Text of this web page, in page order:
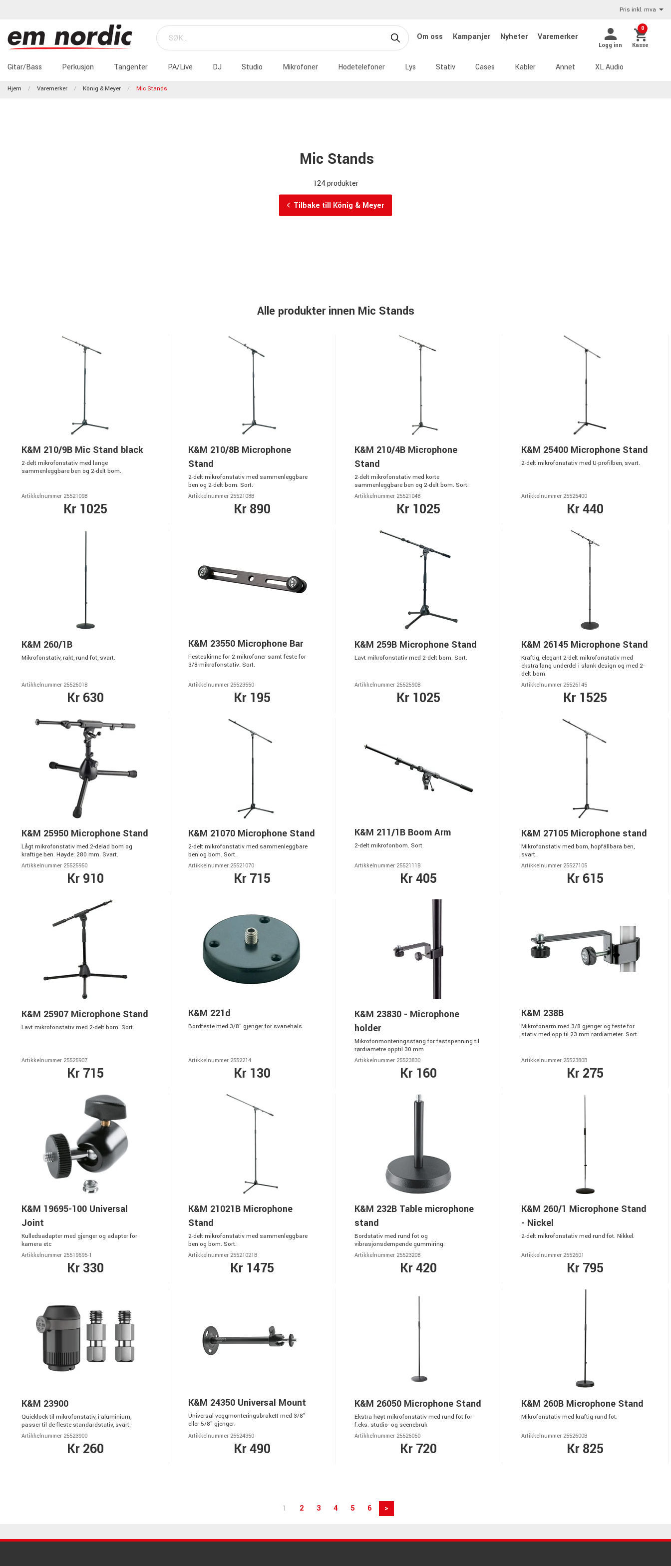
Pris inkl. mva
Om oss Kampanjer Nyheter Varemerker
Logg inn
0
Kasse
Gitar/Bass Perkusjon Tangenter PA/Live DJ Studio Mikrofoner Hodetelefoner Lys Stativ Cases Kabler Annet XL Audio
Hjem Varemerker König & Meyer Mic Stands
Mic Stands
124 produkter
Tilbake till König & Meyer
Alle produkter innen Mic Stands
K&M 210/9B Mic Stand black
2-delt mikrofonstativ med lange
sammenleggbare ben og 2-delt bom.
Artikkelnummer 2552109B
Kr 1025
K&M 210/8B Microphone
Stand
2-delt mikrofonstativ med sammenleggbare
ben og 2-delt bom. Sort.
Artikkelnummer 2552108B
Kr 890
K&M 210/4B Microphone
Stand
2-delt mikrofonstativ med korte
sammenleggbare ben og 2-delt bom. Sort.
Artikkelnummer 2552104B
Kr 1025
K&M 25400 Microphone Stand
2-delt mikrofonstativ med U-profilben, svart.
Artikkelnummer 25525400
Kr 440
K&M 260/1B
Mikrofonstativ, rakt, rund fot, svart.
Artikkelnummer 2552601B
Kr 630
K&M 23550 Microphone Bar
Festeskinne for 2 mikrofoner samt feste for
3/8-mikrofonstativ. Sort.
Artikkelnummer 25523550
Kr 195
K&M 259B Microphone Stand
Lavt mikrofonstativ med 2-delt bom. Sort.
Artikkelnummer 2552590B
Kr 1025
K&M 26145 Microphone Stand
Kraftig, elegant 2-delt mikrofonstativ med
ekstra lang underdel i slank design og med 2-
delt bom.
Artikkelnummer 25526145
Kr 1525
K&M 25950 Microphone Stand
Lågt mikrofonstativ med 2-delad bom og
kraftige ben. Høyde: 280 mm. Svart.
Artikkelnummer 25525950
Kr 910
K&M 21070 Microphone Stand
2-delt mikrofonstativ med sammenleggbare
ben og bom. Sort.
Artikkelnummer 25521070
Kr 715
K&M 211/1B Boom Arm
2-delt mikrofonbom. Sort.
Artikkelnummer 2552111B
Kr 405
K&M 27105 Microphone stand
Mikrofonstativ med bom, hopfällbara ben,
svart.
Artikkelnummer 25527105
Kr 615
K&M 25907 Microphone Stand
Lavt mikrofonstativ med 2-delt bom. Sort.
Artikkelnummer 25525907
Kr 715
K&M 221d
Bordfeste med 3/8" gjenger for svanehals.
Artikkelnummer 2552214
Kr 130
K&M 23830 - Microphone
holder
Mikrofonmonteringsstang for fastspenning til
rørdiametre opptil 30 mm
Artikkelnummer 25523830
Kr 160
K&M 238B
Mikrofonarm med 3/8 gjenger og feste for
stativ med opp til 23 mm rørdiameter. Sort.
Artikkelnummer 2552380B
Kr 275
K&M 19695-100 Universal
Joint
Kulledsadapter med gjenger og adapter for
kamera etc
Artikkelnummer 25519695-1
Kr 330
K&M 21021B Microphone
Stand
2-delt mikrofonstativ med sammenleggbare
ben og bom. Sort.
Artikkelnummer 25521021B
Kr 1475
K&M 232B Table microphone
stand
Bordstativ med rund fot og
vibrasjonsdempende gummiring.
Artikkelnummer 2552320B
Kr 420
K&M 260/1 Microphone Stand
- Nickel
2-delt mikrofonstativ med rund fot. Nikkel.
Artikkelnummer 2552601
Kr 795
K&M 23900
Quicklock til mikrofonstativ, i aluminium,
passer til de fleste standardstativ, svart.
Artikkelnummer 25523900
Kr 260
K&M 24350 Universal Mount
Universal veggmonteringsbrakett med 3/8"
eller 5/8" gjenger.
Artikkelnummer 25524350
Kr 490
K&M 26050 Microphone Stand
Ekstra høyt mikrofonstativ med rund fot for
f.eks. studio- og scenebruk
Artikkelnummer 25526050
Kr 720
K&M 260B Microphone Stand
Mikrofonstativ med kraftig rund fot.
Artikkelnummer 2552600B
Kr 825
1 2 3 4 5 6 >